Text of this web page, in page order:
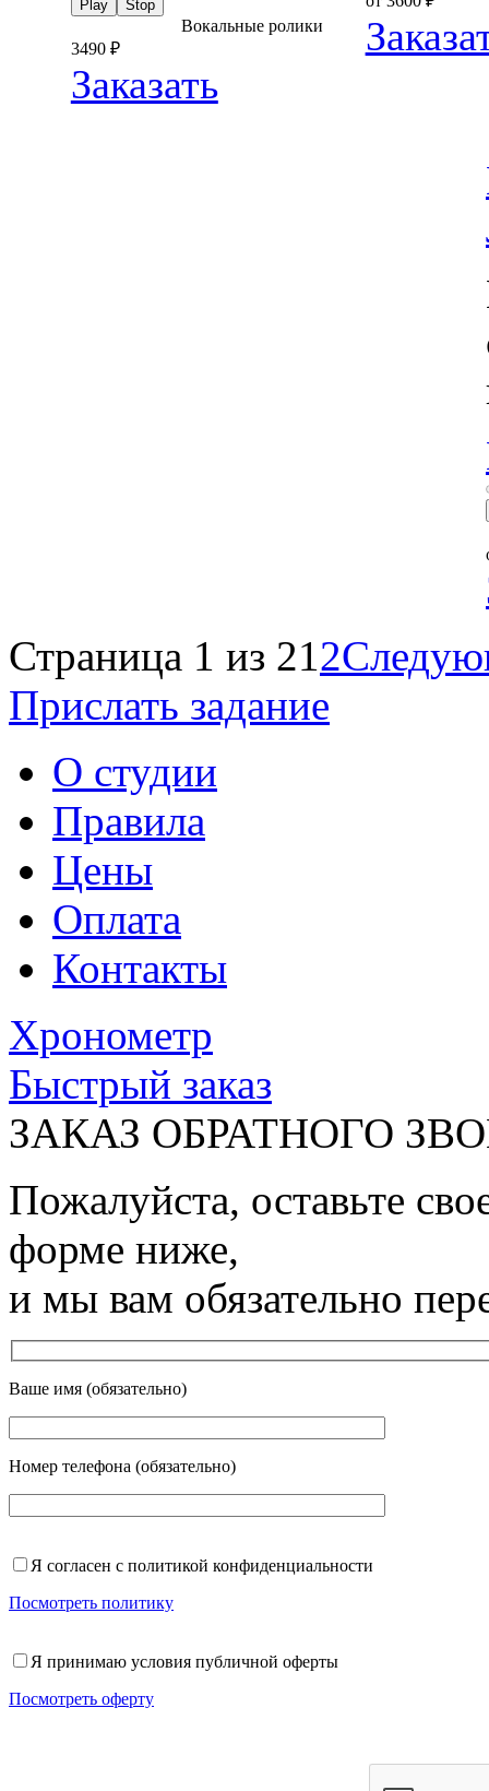
Play Stop
Вокальные ролики
3490₽
Заказать
Страница 1 из 212
Прислать задание
О студии
Правила
Цены
Оплата
Контакты
Хронометр
Быстрый заказ
ЗАКАЗ ОБРАТНОГО
Пожалуйста, оставьте
форме ниже,
и мы вам обязательно
Ваше имя (обязательно)
Номер телефона (обязательно)
Я согласен с политикой конфиденциальности
Посмотреть политику
Я принимаю условия публичной оферты
Посмотреть оферту